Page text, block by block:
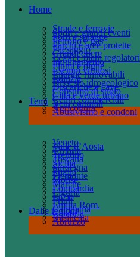
Home
Temi
Abusivismo e condoni
Agricoltura
Beni culturali
Centri commerciali
Città e verde urbano
Consumo di suolo
Discariche e cave
Dissesto idrogeologico
Edilizia
Energie rinnovabili
Esempi virtuosi
Fiumi e dighe
Inquinamento
Leggi e piani regolatori
Grandi opere
Paesaggio
Parchi e aree protette
Petrolio e gas
Porti e spiagge
Sport e grandi eventi
Strade e ferrovie
Dalle regioni
Abruzzo
Basilicata
Calabria
Campania
Emilia Rom.
Friuli
Lazio
Liguria
Lombardia
Marche
Molise
Piemonte
Puglia
Sardegna
Sicilia
Toscana
Trentino
Umbria
Valle d’Aosta
Veneto